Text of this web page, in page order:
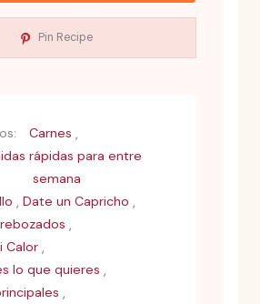
Pin Recipe
Carnes ,
rápidas para entre
semana
, Date un Capricho ,
,
Calor ,
lo que quieres ,
,